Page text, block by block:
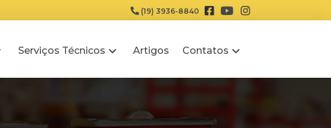
(19) 3936-8840
Serviços Técnicos Artigos Contatos